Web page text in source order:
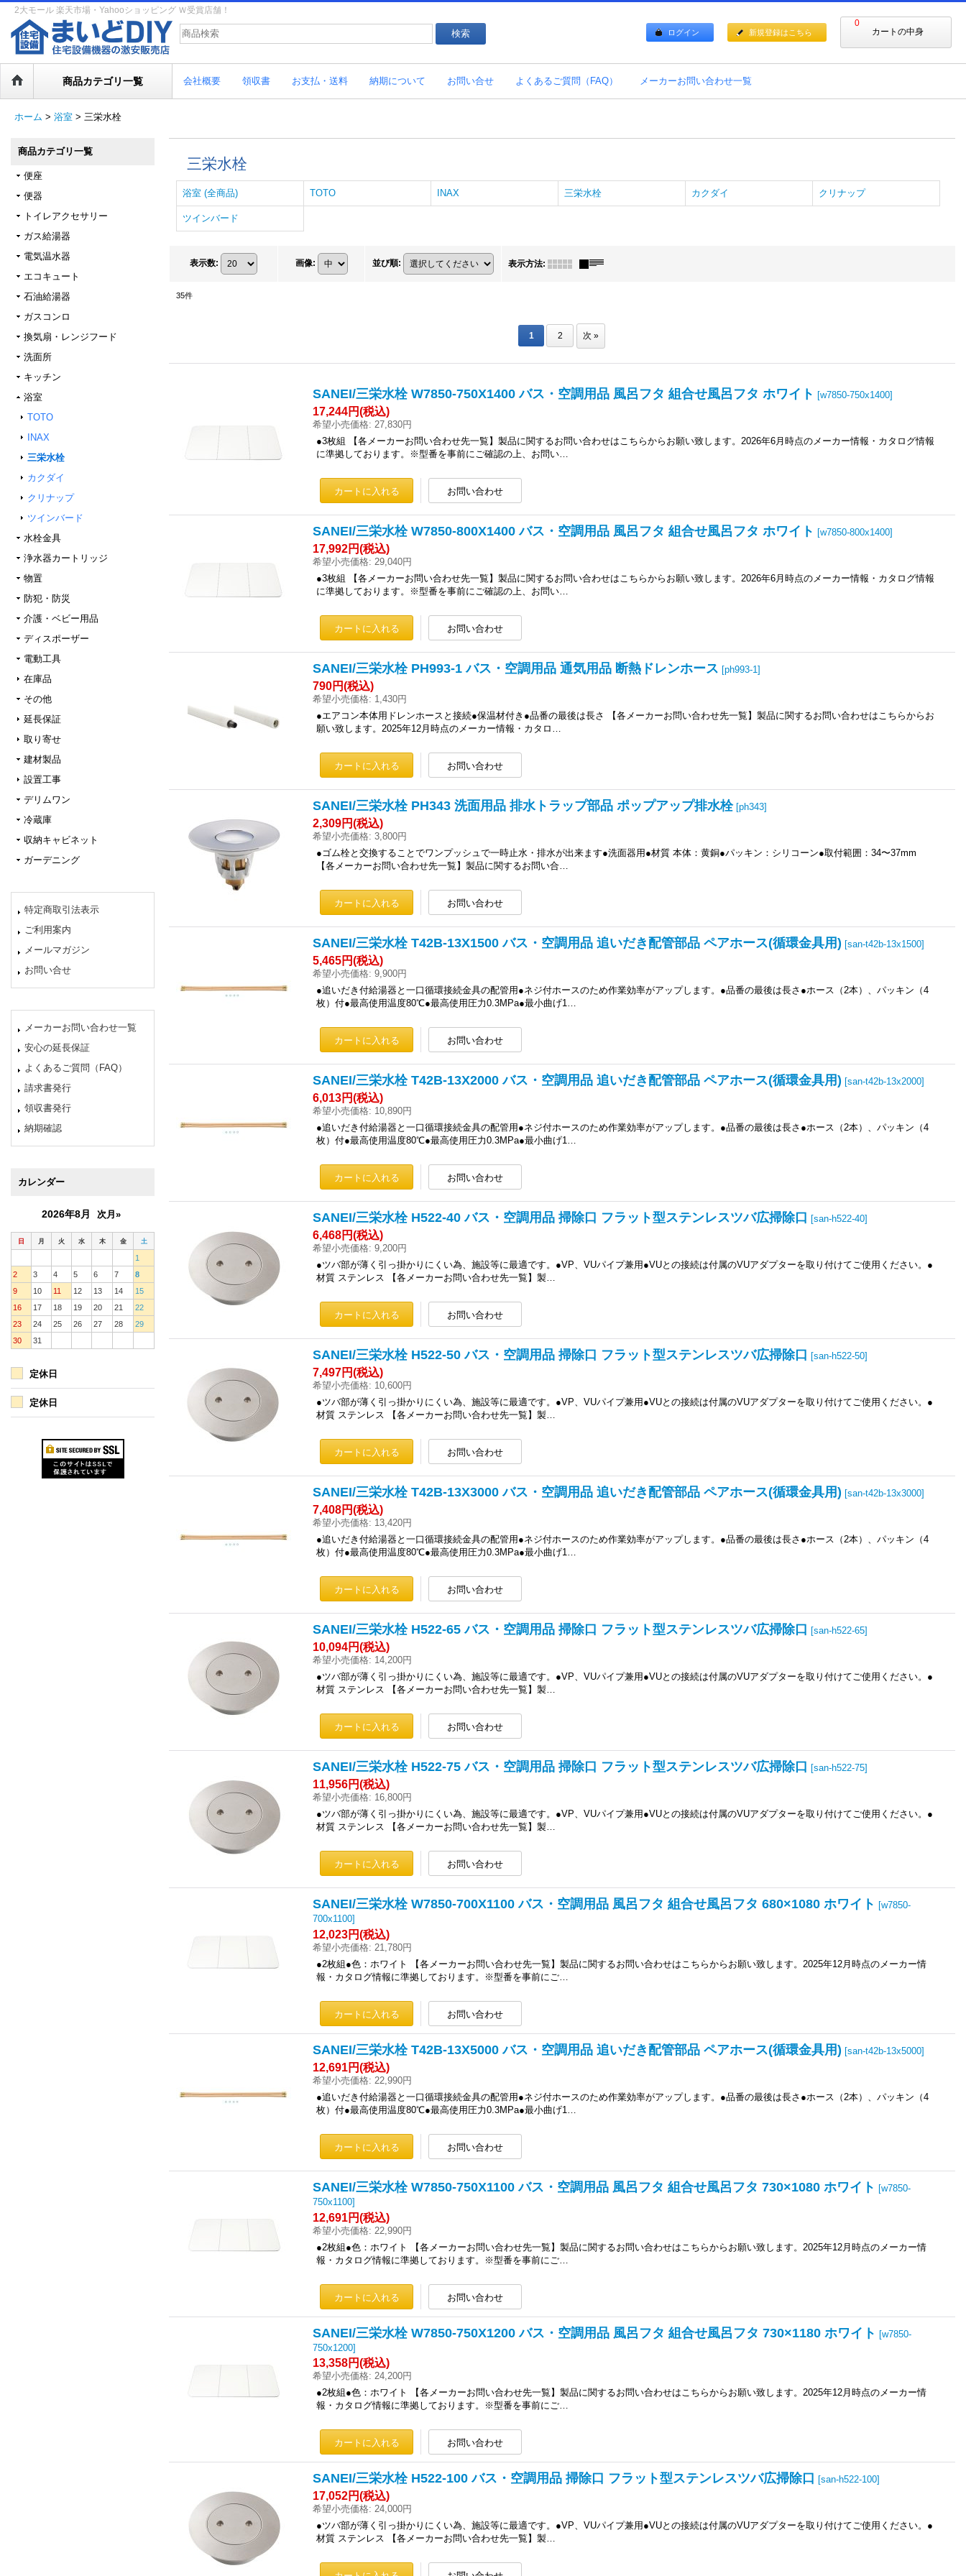
2大モール 楽天市場・Yahooショッピング Ｗ受賞店舗！
0
カートの中身
ログイン 新規登録はこちら
商品カテゴリ一覧 会社概要 領収書 お支払・送料 納期について お問い合せ よくあるご質問（FAQ） メーカーお問い合わせ一覧
ホーム > 浴室 > 三栄水栓
商品カテゴリ一覧
便座
便器
トイレアクセサリー
ガス給湯器
電気温水器
エコキュート
石油給湯器
ガスコンロ
換気扇・レンジフード
洗面所
キッチン
浴室
TOTO
INAX
三栄水栓
カクダイ
クリナップ
ツインバード
水栓金具
浄水器カートリッジ
物置
防犯・防災
介護・ベビー用品
ディスポーザー
電動工具
在庫品
その他
延長保証
取り寄せ
建材製品
設置工事
デリムワン
冷蔵庫
収納キャビネット
ガーデニング
特定商取引法表示
ご利用案内
メールマガジン
お問い合せ
メーカーお問い合わせ一覧
安心の延長保証
よくあるご質問（FAQ）
請求書発行
領収書発行
納期確認
カレンダー
2026年8月 次月»
日 月 火 水 木 金 土
1
2
3 4 5 6 7
8
9
10 11 12 13 14
15
16
17 18 19 20 21
22
23
24 25 26 27 28
29
30
31
定休日
定休日
三栄水栓
浴室 (全商品) TOTO INAX 三栄水栓 カクダイ クリナップ
ツインバード
表示数: 画像: 並び順: 表示方法:
35件
1 2 次 »
SANEI/三栄水栓 W7850-750X1400 バス・空調用品 風呂フタ 組合せ風呂フタ ホワイト [w7850-750x1400]
17,244円(税込)
希望小売価格: 27,830円
●3枚組 【各メーカーお問い合わせ先一覧】製品に関するお問い合わせはこちらからお願い致します。2026年6月時点のメーカー情報・カタログ情報
に準拠しております。※型番を事前にご確認の上、お問い…
SANEI/三栄水栓 W7850-800X1400 バス・空調用品 風呂フタ 組合せ風呂フタ ホワイト [w7850-800x1400]
17,992円(税込)
希望小売価格: 29,040円
●3枚組 【各メーカーお問い合わせ先一覧】製品に関するお問い合わせはこちらからお願い致します。2026年6月時点のメーカー情報・カタログ情報
に準拠しております。※型番を事前にご確認の上、お問い…
SANEI/三栄水栓 PH993-1 バス・空調用品 通気用品 断熱ドレンホース [ph993-1]
790円(税込)
希望小売価格: 1,430円
●エアコン本体用ドレンホースと接続●保温材付き●品番の最後は長さ 【各メーカーお問い合わせ先一覧】製品に関するお問い合わせはこちらからお
願い致します。2025年12月時点のメーカー情報・カタロ…
SANEI/三栄水栓 PH343 洗面用品 排水トラップ部品 ポップアップ排水栓 [ph343]
2,309円(税込)
希望小売価格: 3,800円
●ゴム栓と交換することでワンプッシュで一時止水・排水が出来ます●洗面器用●材質 本体：黄銅●パッキン：シリコーン●取付範囲：34〜37mm
【各メーカーお問い合わせ先一覧】製品に関するお問い合…
SANEI/三栄水栓 T42B-13X1500 バス・空調用品 追いだき配管部品 ペアホース(循環金具用) [san-t42b-13x1500]
5,465円(税込)
希望小売価格: 9,900円
●追いだき付給湯器と一口循環接続金具の配管用●ネジ付ホースのため作業効率がアップします。●品番の最後は長さ●ホース（2本）、パッキン（4
枚）付●最高使用温度80℃●最高使用圧力0.3MPa●最小曲げ1…
SANEI/三栄水栓 T42B-13X2000 バス・空調用品 追いだき配管部品 ペアホース(循環金具用) [san-t42b-13x2000]
6,013円(税込)
希望小売価格: 10,890円
●追いだき付給湯器と一口循環接続金具の配管用●ネジ付ホースのため作業効率がアップします。●品番の最後は長さ●ホース（2本）、パッキン（4
枚）付●最高使用温度80℃●最高使用圧力0.3MPa●最小曲げ1…
SANEI/三栄水栓 H522-40 バス・空調用品 掃除口 フラット型ステンレスツバ広掃除口 [san-h522-40]
6,468円(税込)
希望小売価格: 9,200円
●ツバ部が薄く引っ掛かりにくい為、施設等に最適です。●VP、VUパイプ兼用●VUとの接続は付属のVUアダプターを取り付けてご使用ください。●
材質 ステンレス 【各メーカーお問い合わせ先一覧】製…
SANEI/三栄水栓 H522-50 バス・空調用品 掃除口 フラット型ステンレスツバ広掃除口 [san-h522-50]
7,497円(税込)
希望小売価格: 10,600円
●ツバ部が薄く引っ掛かりにくい為、施設等に最適です。●VP、VUパイプ兼用●VUとの接続は付属のVUアダプターを取り付けてご使用ください。●
材質 ステンレス 【各メーカーお問い合わせ先一覧】製…
SANEI/三栄水栓 T42B-13X3000 バス・空調用品 追いだき配管部品 ペアホース(循環金具用) [san-t42b-13x3000]
7,408円(税込)
希望小売価格: 13,420円
●追いだき付給湯器と一口循環接続金具の配管用●ネジ付ホースのため作業効率がアップします。●品番の最後は長さ●ホース（2本）、パッキン（4
枚）付●最高使用温度80℃●最高使用圧力0.3MPa●最小曲げ1…
SANEI/三栄水栓 H522-65 バス・空調用品 掃除口 フラット型ステンレスツバ広掃除口 [san-h522-65]
10,094円(税込)
希望小売価格: 14,200円
●ツバ部が薄く引っ掛かりにくい為、施設等に最適です。●VP、VUパイプ兼用●VUとの接続は付属のVUアダプターを取り付けてご使用ください。●
材質 ステンレス 【各メーカーお問い合わせ先一覧】製…
SANEI/三栄水栓 H522-75 バス・空調用品 掃除口 フラット型ステンレスツバ広掃除口 [san-h522-75]
11,956円(税込)
希望小売価格: 16,800円
●ツバ部が薄く引っ掛かりにくい為、施設等に最適です。●VP、VUパイプ兼用●VUとの接続は付属のVUアダプターを取り付けてご使用ください。●
材質 ステンレス 【各メーカーお問い合わせ先一覧】製…
SANEI/三栄水栓 W7850-700X1100 バス・空調用品 風呂フタ 組合せ風呂フタ 680×1080 ホワイト [w7850-
700x1100]
12,023円(税込)
希望小売価格: 21,780円
●2枚組●色：ホワイト 【各メーカーお問い合わせ先一覧】製品に関するお問い合わせはこちらからお願い致します。2025年12月時点のメーカー情
報・カタログ情報に準拠しております。※型番を事前にご…
SANEI/三栄水栓 T42B-13X5000 バス・空調用品 追いだき配管部品 ペアホース(循環金具用) [san-t42b-13x5000]
12,691円(税込)
希望小売価格: 22,990円
●追いだき付給湯器と一口循環接続金具の配管用●ネジ付ホースのため作業効率がアップします。●品番の最後は長さ●ホース（2本）、パッキン（4
枚）付●最高使用温度80℃●最高使用圧力0.3MPa●最小曲げ1…
SANEI/三栄水栓 W7850-750X1100 バス・空調用品 風呂フタ 組合せ風呂フタ 730×1080 ホワイト [w7850-
750x1100]
12,691円(税込)
希望小売価格: 22,990円
●2枚組●色：ホワイト 【各メーカーお問い合わせ先一覧】製品に関するお問い合わせはこちらからお願い致します。2025年12月時点のメーカー情
報・カタログ情報に準拠しております。※型番を事前にご…
SANEI/三栄水栓 W7850-750X1200 バス・空調用品 風呂フタ 組合せ風呂フタ 730×1180 ホワイト [w7850-
750x1200]
13,358円(税込)
希望小売価格: 24,200円
●2枚組●色：ホワイト 【各メーカーお問い合わせ先一覧】製品に関するお問い合わせはこちらからお願い致します。2025年12月時点のメーカー情
報・カタログ情報に準拠しております。※型番を事前にご…
SANEI/三栄水栓 H522-100 バス・空調用品 掃除口 フラット型ステンレスツバ広掃除口 [san-h522-100]
17,052円(税込)
希望小売価格: 24,000円
●ツバ部が薄く引っ掛かりにくい為、施設等に最適です。●VP、VUパイプ兼用●VUとの接続は付属のVUアダプターを取り付けてご使用ください。●
材質 ステンレス 【各メーカーお問い合わせ先一覧】製…